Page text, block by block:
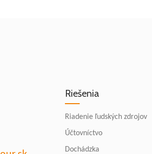
Riešenia
Riadenie ľudských zdrojov
Účtovníctvo
Dochádzka